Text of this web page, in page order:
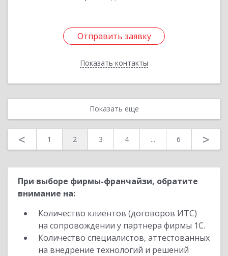
Отправить заявку
Показать контакты
Отправить заявку
Назад
Показать еще
< 1 2 3 4 ... 6 >
При выборе фирмы-франчайзи, обратите
внимание на:
Количество клиентов (договоров ИТС)
на сопровождении у партнера фирмы 1С.
Количество специалистов, аттестованных
на внедрение технологий и решений